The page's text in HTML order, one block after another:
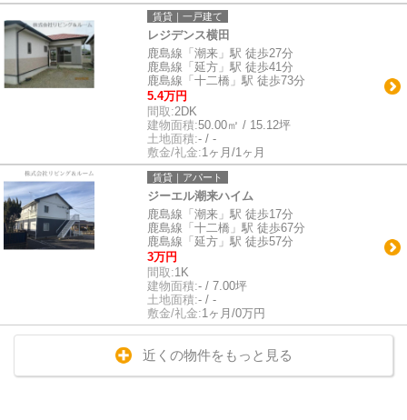
賃貸｜一戸建て
レジデンス横田
鹿島線「潮来」駅 徒歩27分
鹿島線「延方」駅 徒歩41分
鹿島線「十二橋」駅 徒歩73分
5.4万円
間取:2DK
建物面積:50.00㎡ / 15.12坪
土地面積:- / -
敷金/礼金:1ヶ月/1ヶ月
賃貸｜アパート
ジーエル潮来ハイム
鹿島線「潮来」駅 徒歩17分
鹿島線「十二橋」駅 徒歩67分
鹿島線「延方」駅 徒歩57分
3万円
間取:1K
建物面積:- / 7.00坪
土地面積:- / -
敷金/礼金:1ヶ月/0万円
近くの物件をもっと見る